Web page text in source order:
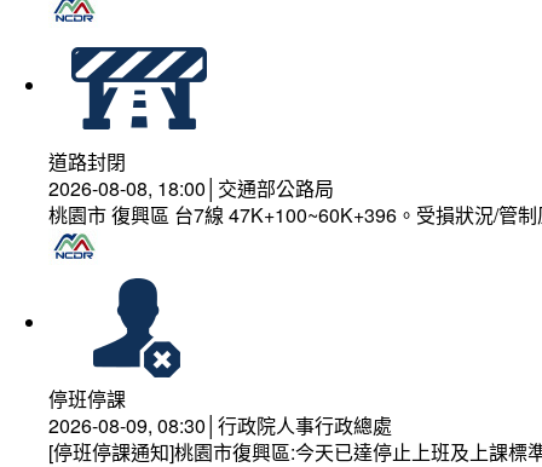
道路封閉
2026-08-08, 18:00│交通部公路局
桃園市 復興區 台7線 47K+100~60K+396。受損狀況/管
停班停課
2026-08-09, 08:30│行政院人事行政總處
[停班停課通知]桃園市復興區:今天已達停止上班及上課